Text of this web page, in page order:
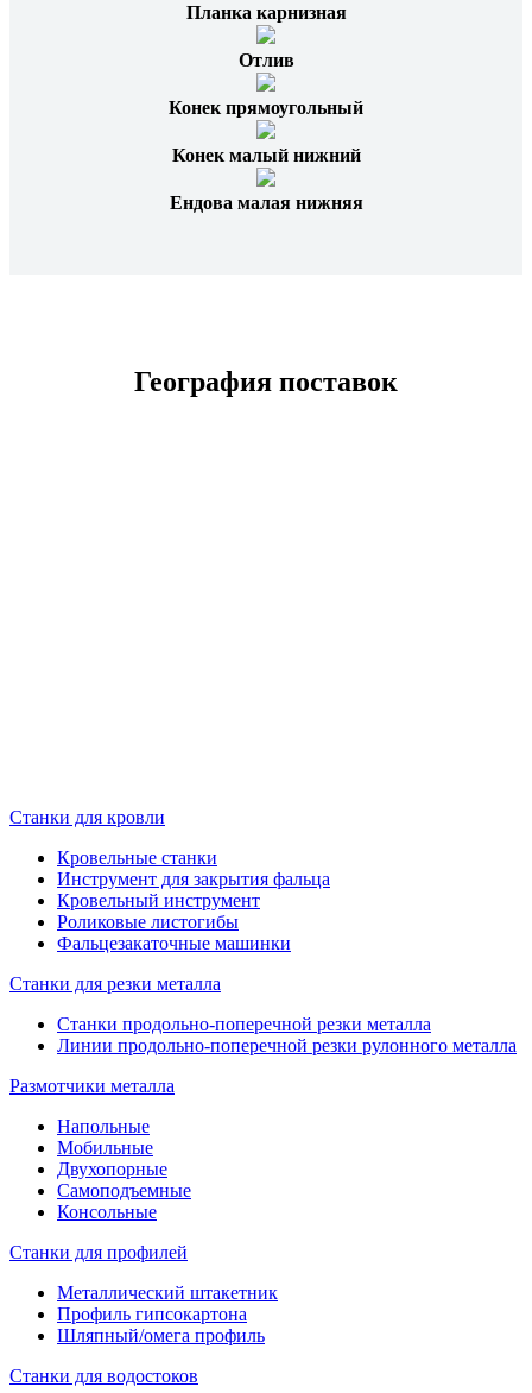
Планка карнизная
Отлив
Конек прямоугольный
Конек малый нижний
Ендова малая нижняя
География поставок
Станки для кровли
Кровельные станки
Инструмент для закрытия фальца
Кровельный инструмент
Роликовые листогибы
Фальцезакаточные машинки
Станки для резки металла
Станки продольно-поперечной резки металла
Линии продольно-поперечной резки рулонного металла
Размотчики металла
Напольные
Мобильные
Двухопорные
Самоподъемные
Консольные
Станки для профилей
Металлический штакетник
Профиль гипсокартона
Шляпный/омега профиль
Станки для водостоков